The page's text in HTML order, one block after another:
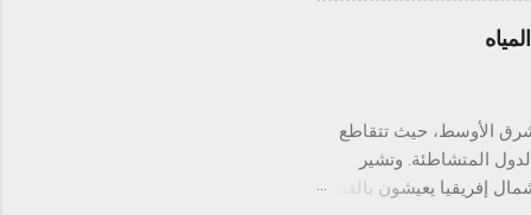
تكنو التزامها بتقديم
الأوسط، حيث تتقاطع
المتشاطئة. وتشير
الأوسط وشمال إفريقيا يعيشون بالفعل